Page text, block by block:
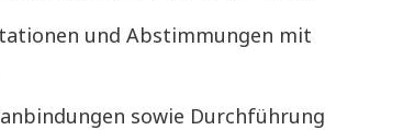
und Abstimmungen mit
sowie Durchführung